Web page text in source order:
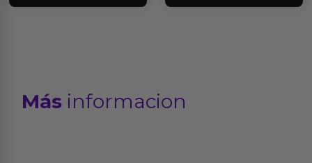
Más informacion